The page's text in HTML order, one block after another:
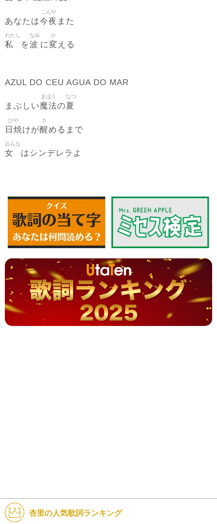
あなたは今夜
こんや
また
私
わたし
を波
なみ
に変
か
える
AZUL DO CEU AGUA DO MAR
まぶしい魔法
まほう
の夏
なつ
日焼
ひや
けが醒
さ
めるまで
女
おんな
はシンデレラよ
杏里の人気歌詞ランキング